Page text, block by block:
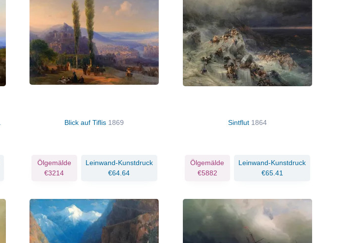
Blick auf Tiflis 1869
Ölgemälde
€3214
Leinwand-Kunstdruck
€64.64
Sintflut 1864
Ölgemälde
€5882
Leinwand-Kunstdruck
€65.41